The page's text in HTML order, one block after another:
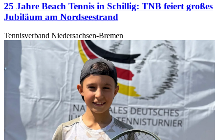
25 Jahre Beach Tennis in Schillig: TNB feiert großes
Jubiläum am Nordseestrand
Tennisverband Niedersachsen-Bremen